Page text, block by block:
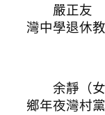
嚴正友 安
灣中學退休
余靜（女
鄉年夜灣村